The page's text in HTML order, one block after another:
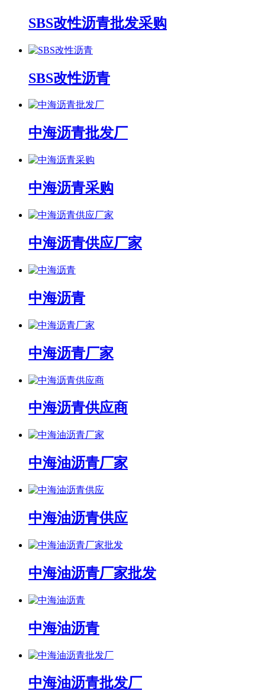
SBS改性沥青批发采购
SBS改性沥青
中海沥青批发厂
中海沥青采购
中海沥青供应厂家
中海沥青
中海沥青厂家
中海沥青供应商
中海油沥青厂家
中海油沥青供应
中海油沥青厂家批发
中海油沥青
中海油沥青批发厂